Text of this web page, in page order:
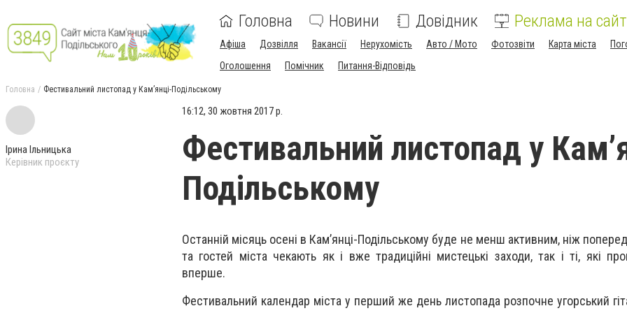
Головна Новини Довідник Реклама на
Афіша Дозвілля Вакансії Нерухомість Авто / Мото Фотозвіти Карта міста
Оголошення
Помічник Питання-Відповідь
Головна Фестивальний листопад у Кам’янці-Подільському
Ірина Ільницька
Керівник проєкту
16:12, 30 жовтня 2017 р.
Фестивальний листопад у
Подільському
Останній місяць осені в Кам’янці-Подільському буде не менш активним, ніж
та гостей міста чекають як і вже традиційні мистецькі заходи, так і ті, які
вперше.
Фестивальний календар міста у перший же день листопада розпочне угорський